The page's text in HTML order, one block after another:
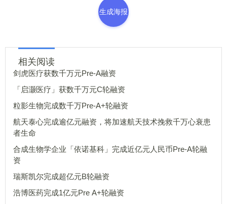
生成海报
相关阅读
剑虎医疗获数千万元Pre-A融资
「启灏医疗」获数千万元C轮融资
粒影生物完成数千万Pre-A+轮融资
航天泰心完成逾亿元融资，将加速航天技术挽救千万心衰患
者生命
合成生物学企业「依诺基科」完成近亿元人民币Pre-A轮融
资
瑞斯凯尔完成超亿元B轮融资
浩博医药完成1亿元Pre A+轮融资